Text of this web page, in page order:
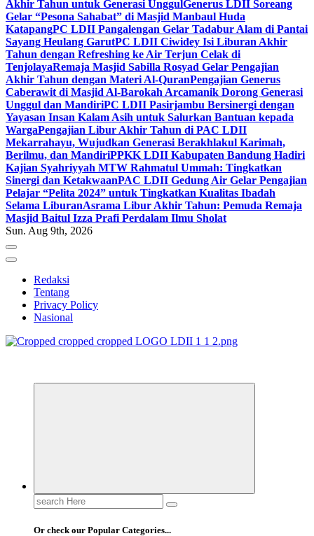
Akhir Tahun untuk Generasi UnggulGenerus LDII Soreang
Gelar “Pesona Sahabat” di Masjid Manbaul Huda
KatapangPC LDII Pangalengan Gelar Tadabur Alam di Pantai
Sayang Heulang GarutPC LDII Ciwidey Isi Liburan Akhir
Tahun dengan Refreshing ke Air Terjun Celak di
TenjolayaRemaja Masjid Sabilla Rosyad Gelar Pengajian
Akhir Tahun dengan Materi Al-QuranPengajian Generus
Caberawit di Masjid Al-Barokah Arcamanik Dorong Generasi
Unggul dan MandiriPC LDII Pasirjambu Bersinergi dengan
Yayasan Insan Kalam Asih untuk Salurkan Bantuan kepada
WargaPengajian Libur Akhir Tahun di PAC LDII
Mekarrahayu, Wujudkan Generasi Berakhlakul Karimah,
Berilmu, dan MandiriPPKK LDII Kabupaten Bandung Hadiri
Kajian Syahriyyah MTW Rahmatul Ummah: Tingkatkan
Sinergi dan KetakwaanPAC LDII Gedung Air Gelar Pengajian
Pelajar “Pelita 2024” untuk Tingkatkan Kualitas Ibadah
Selama LiburanAsrama Libur Akhir Tahun: Pemuda Remaja
Masjid Baitul Izza Prafi Perdalam Ilmu Sholat
Sun. Aug 9th, 2026
Redaksi
Tentang
Privacy Policy
Nasional
Search
for:
Or check our Popular Categories...